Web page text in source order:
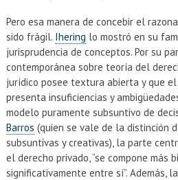
Pero esa manera de concebir el
sido frágil. Ihering lo mostró en su
jurisprudencia de conceptos. Por su
contemporánea sobre teoría del
jurídico posee textura abierta y que
presenta insuficiencias y
modelo puramente subsuntivo de
Barros (quien se vale de la distinción
subsuntivas y creativas), la parte
el derecho privado, “se compone más
significativamente entre sí”. Además,